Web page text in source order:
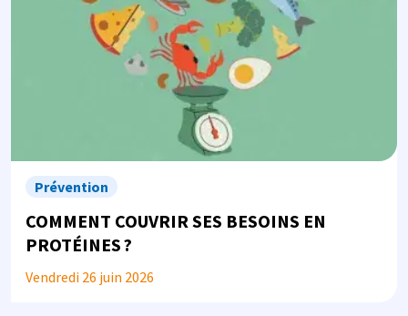
Prévention
COMMENT COUVRIR SES BESOINS EN
PROTÉINES ?
Vendredi 26 juin 2026